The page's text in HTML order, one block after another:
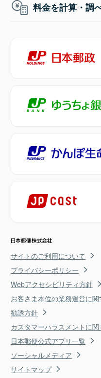
料金を計算・調
サイトのご利用について
プライバシーポリシー
Webアクセシビリティ方針
お客さま本位の業務運営に
勧誘方針
カスタマーハラスメントに
日本郵便公式アプリ一覧
ソーシャルメディア
サイトマップ